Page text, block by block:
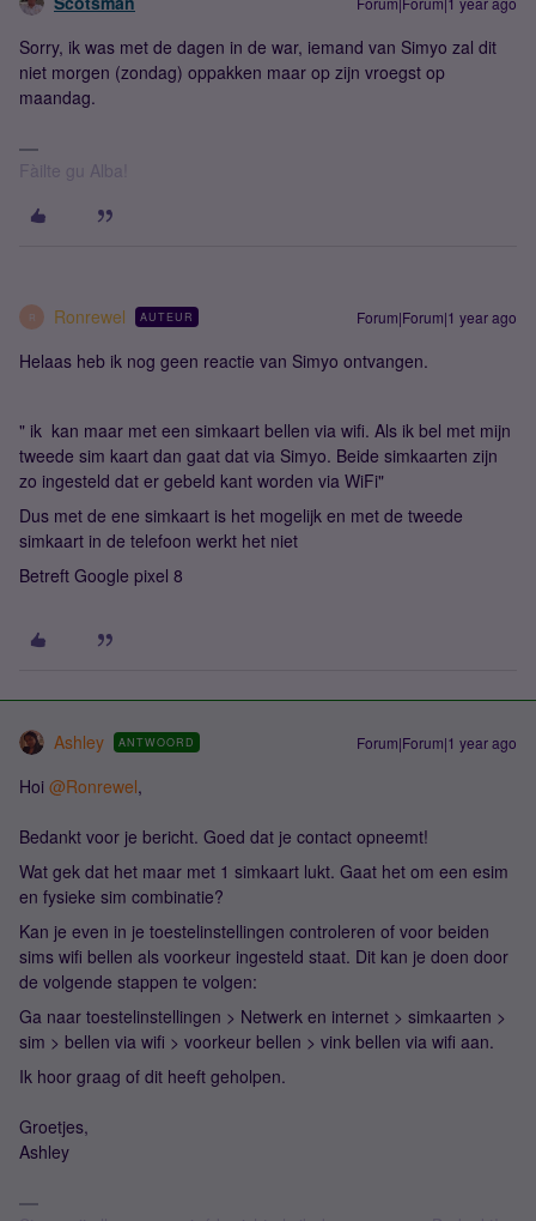
Sorry, ik was met de dagen in de war, iemand van Simyo zal dit
niet morgen (zondag) oppakken maar op zijn vroegst op
maandag.
Fàilte gu Alba!
R Ronrewel AUTEUR Forum|Forum|1 year ago
Helaas heb ik nog geen reactie van Simyo ontvangen.
" ik kan maar met een simkaart bellen via wifi. Als ik bel met mijn
tweede sim kaart dan gaat dat via Simyo. Beide simkaarten zijn
zo ingesteld dat er gebeld kant worden via WiFi"
Dus met de ene simkaart is het mogelijk en met de tweede
simkaart in de telefoon werkt het niet
Betreft Google pixel 8
Ashley ANTWOORD Forum|Forum|1 year ago
Hoi ​ @Ronrewel,
Bedankt voor je bericht. Goed dat je contact opneemt!
Wat gek dat het maar met 1 simkaart lukt. Gaat het om een esim
en fysieke sim combinatie?
Kan je even in je toestelinstellingen controleren of voor beiden
sims wifi bellen als voorkeur ingesteld staat. Dit kan je doen door
de volgende stappen te volgen:
Ga naar toestelinstellingen > Netwerk en internet > simkaarten >
sim > bellen via wifi > voorkeur bellen > vink bellen via wifi aan.
Ik hoor graag of dit heeft geholpen.
Groetjes,
Ashley